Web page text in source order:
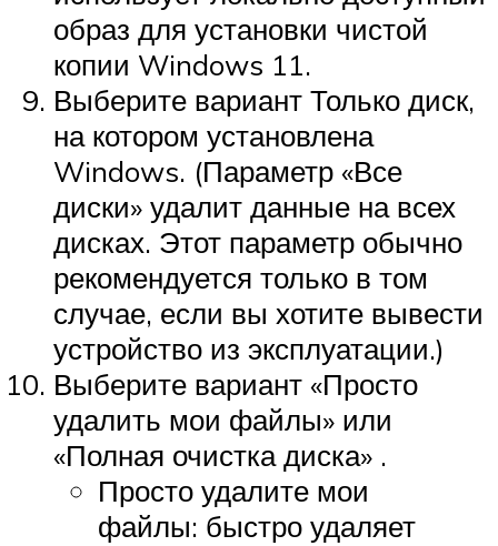
образ для установки чистой
копии Windows 11.
Выберите вариант Только диск,
на котором установлена ​​
Windows. (Параметр «Все
диски» удалит данные на всех
дисках. Этот параметр обычно
рекомендуется только в том
случае, если вы хотите вывести
устройство из эксплуатации.)
Выберите вариант «Просто
удалить мои файлы» или
«Полная очистка диска» .
Просто удалите мои
файлы: быстро удаляет